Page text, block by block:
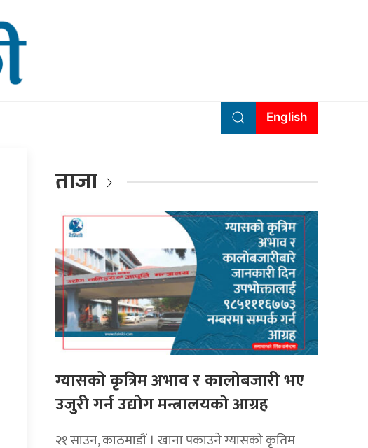
English
ताजा
ग्यासको कृत्रिम अभाव र कालोबजारी भए
उजुरी गर्न उद्योग मन्त्रालयकाे आग्रह
२१ साउन, काठमाडौं । खाना पकाउने ग्यासको कृतिम